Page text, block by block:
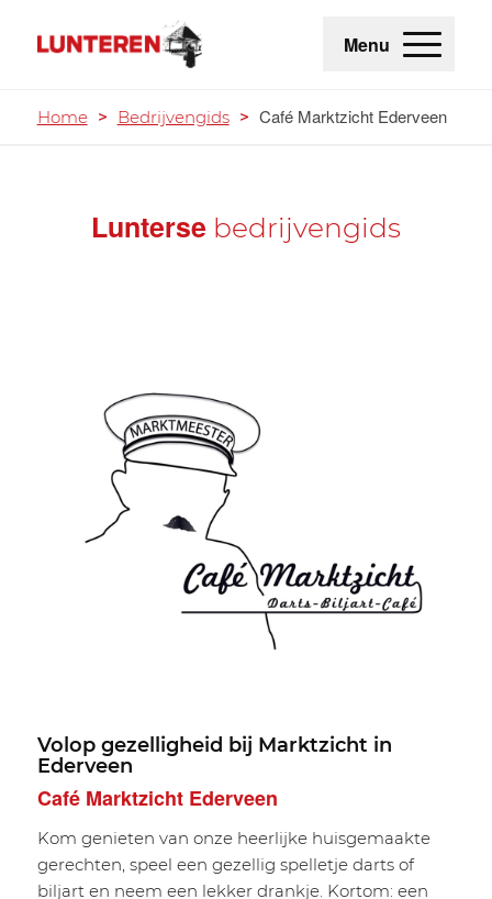
Menu
Home > Bedrijvengids > Café Marktzicht Ederveen
Lunterse bedrijvengids
Volop gezelligheid bij Marktzicht in
Ederveen
Café Marktzicht Ederveen
Kom genieten van onze heerlijke huisgemaakte
gerechten, speel een gezellig spelletje darts of
biljart en neem een lekker drankje. Kortom: een